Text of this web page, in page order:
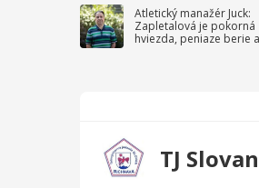
Atletický manažér Juck:
Zapletalová je pokorná
hviezda, peniaze berie
TJ